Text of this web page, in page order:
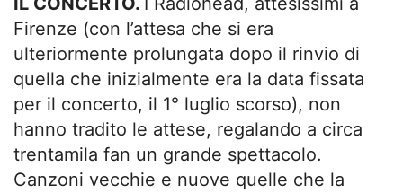
Firenze (con l’attesa che si era
ulteriormente prolungata dopo il rinvio di
quella che inizialmente era la data fissata
per il concerto, il 1° luglio scorso), non
hanno tradito le attese, regalando a circa
trentamila fan un grande spettacolo.
Canzoni vecchie e nuove quelle che la